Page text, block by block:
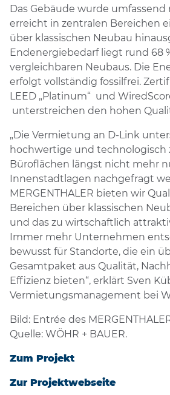
Das Gebäude wurde umfassend
erreicht in zentralen Bereichen
über klassischen Neubau
Endenergiebedarf liegt rund 68
vergleichbaren Neubaus. Die
erfolgt vollständig fossilfrei.
LEED „Platinum“ und
unterstreichen den hohen
„Die Vermietung an D-Link
hochwertige und technologisch
Büroflächen längst nicht mehr
Innenstadtlagen nachgefragt
MERGENTHALER bieten wir
Bereichen über klassischen
und das zu wirtschaftlich
Immer mehr Unternehmen
bewusst für Standorte, die ein
Gesamtpaket aus Qualität,
Effizienz bieten“, erklärt Sven
Vermietungsmanagement bei
Bild: Entrée des
Quelle: WÖHR + BAUER.
Zum Projekt
Zur Projektwebseite